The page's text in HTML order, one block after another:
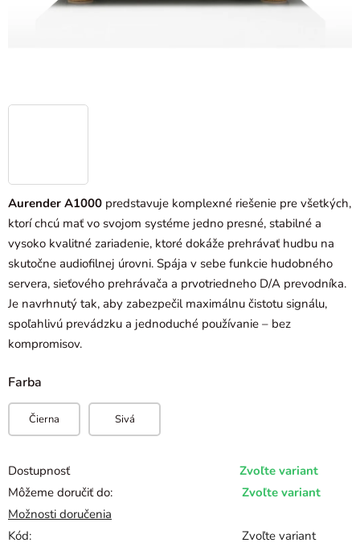
Aurender A1000 predstavuje komplexné riešenie pre všetkých,
ktorí chcú mať vo svojom systéme jedno presné, stabilné a
vysoko kvalitné zariadenie, ktoré dokáže prehrávať hudbu na
skutočne audiofilnej úrovni. Spája v sebe funkcie hudobného
servera, sieťového prehrávača a prvotriedneho D/A prevodníka.
Je navrhnutý tak, aby zabezpečil maximálnu čistotu signálu,
spoľahlivú prevádzku a jednoduché používanie – bez
kompromisov.
Farba
Čierna Sivá
Dostupnosť
Zvoľte variant
Môžeme doručiť do:
Zvoľte variant
Možnosti doručenia
Kód:
Zvoľte variant